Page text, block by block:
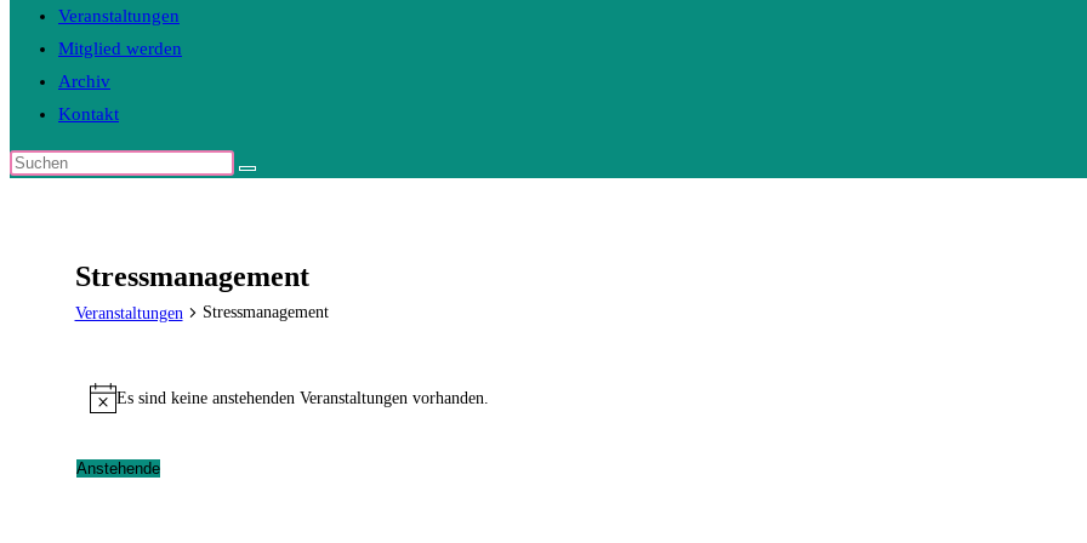
Veranstaltungen
Mitglied werden
Archiv
Kontakt
Diese
Stressmanagement
Veranstaltungen Stressmanagement
Hinweis
Es sind keine anstehenden Veranstaltungen vorhanden.
Anstehende